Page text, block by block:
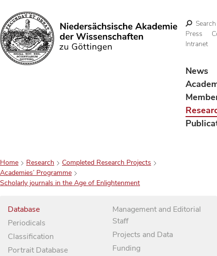
Search
Search
Press
Intranet
News
Home Research
Completed Research Projects
Academies’ Programme
Scholarly journals in the Age of Enlightenment
Database
Periodicals
Classification
Portrait Database
Management and Editorial
Staff
Projects and Data
Funding